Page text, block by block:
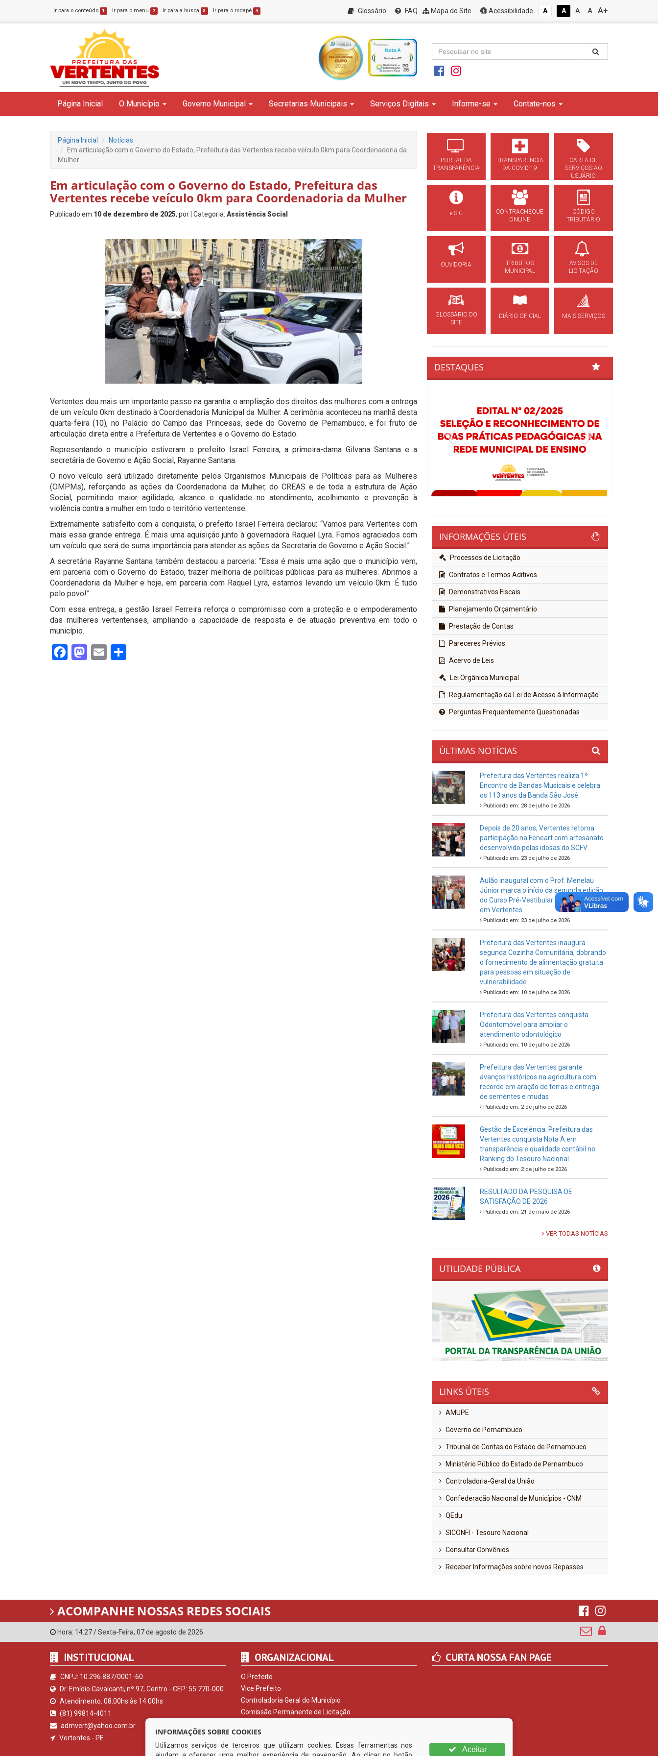
Ir para o conteúdo 1 Ir para o menu 2 Ir para a busca 3 Ir para o rodapé 4 Glossário FAQ Mapa do Site Acessibilidade A A A- A A+
Página Inicial O Município Governo Municipal Secretarias Municipais Serviços Digitais Informe-se Contate-nos
Página Inicial
Notícias
Em articulação com o Governo do Estado, Prefeitura das Vertentes recebe veículo 0km para Coordenadoria da
Mulher
Em articulação com o Governo do Estado, Prefeitura das
Vertentes recebe veículo 0km para Coordenadoria da Mulher
Publicado em 10 de dezembro de 2025, por | Categoria: Assistência Social
Vertentes deu mais um importante passo na garantia e ampliação dos direitos das mulheres com a entrega
de um veículo 0km destinado à Coordenadoria Municipal da Mulher. A cerimônia aconteceu na manhã desta
quarta-feira (10), no Palácio do Campo das Princesas, sede do Governo de Pernambuco, e foi fruto de
articulação direta entre a Prefeitura de Vertentes e o Governo do Estado.
Representando o município estiveram o prefeito Israel Ferreira, a primeira-dama Gilvana Santana e a
secretária de Governo e Ação Social, Rayanne Santana.
O novo veículo será utilizado diretamente pelos Organismos Municipais de Políticas para as Mulheres
(OMPMs), reforçando as ações da Coordenadoria da Mulher, do CREAS e de toda a estrutura de Ação
Social, permitindo maior agilidade, alcance e qualidade no atendimento, acolhimento e prevenção à
violência contra a mulher em todo o território vertentense.
Extremamente satisfeito com a conquista, o prefeito Israel Ferreira declarou: “Vamos para Vertentes com
mais essa grande entrega. É mais uma aquisição junto à governadora Raquel Lyra. Fomos agraciados com
um veículo que será de suma importância para atender as ações da Secretaria de Governo e Ação Social.”
A secretária Rayanne Santana também destacou a parceria: “Essa é mais uma ação que o município vem,
em parceria com o Governo do Estado, trazer melhoria de políticas públicas para as mulheres. Abrimos a
Coordenadoria da Mulher e hoje, em parceria com Raquel Lyra, estamos levando um veículo 0km. É tudo
pelo povo!”
Com essa entrega, a gestão Israel Ferreira reforça o compromisso com a proteção e o empoderamento
das mulheres vertentenses, ampliando a capacidade de resposta e de atuação preventiva em todo o
município.
Facebook
Mastodon
Email
PORTAL DA
TRANSPARÊNCIA
TRANSPARÊNCIA
DA COVID-19
CARTA DE
SERVIÇOS AO
USUÁRIO
e-SIC
CONTRACHEQUE
ONLINE
CÓDIGO
TRIBUTÁRIO
OUVIDORIA
TRIBUTOS
MUNICIPAL
AVISOS DE
LICITAÇÃO
GLOSSÁRIO DO
SITE
DIÁRIO OFICIAL MAIS SERVIÇOS
DESTAQUES
Previous Next
INFORMAÇÕES ÚTEIS
Processos de Licitação
Contratos e Termos Aditivos
Demonstrativos Fiscais
Planejamento Orçamentário
Prestação de Contas
Pareceres Prévios
Acervo de Leis
Lei Orgânica Municipal
Regulamentação da Lei de Acesso à Informação
Perguntas Frequentemente Questionadas
ÚLTIMAS NOTÍCIAS
Prefeitura das Vertentes realiza 1º
Encontro de Bandas Musicais e celebra
os 113 anos da Banda São José
Publicado em: 28 de julho de 2026
Depois de 20 anos, Vertentes retoma
participação na Feneart com artesanato
desenvolvido pelas idosas do SCFV
Publicado em: 23 de julho de 2026
Aulão inaugural com o Prof. Menelau
Júnior marca o início da segunda edição
do Curso Pré-Vestibular Junto do Povo
em Vertentes
Publicado em: 23 de julho de 2026
Prefeitura das Vertentes inaugura
segunda Cozinha Comunitária, dobrando
o fornecimento de alimentação gratuita
para pessoas em situação de
vulnerabilidade
Publicado em: 10 de julho de 2026
Prefeitura das Vertentes conquista
Odontomóvel para ampliar o
atendimento odontológico
Publicado em: 10 de julho de 2026
Prefeitura das Vertentes garante
avanços históricos na agricultura com
recorde em aração de terras e entrega
de sementes e mudas
Publicado em: 2 de julho de 2026
Gestão de Excelência: Prefeitura das
Vertentes conquista Nota A em
transparência e qualidade contábil no
Ranking do Tesouro Nacional
Publicado em: 2 de julho de 2026
RESULTADO DA PESQUISA DE
SATISFAÇÃO DE 2026
Publicado em: 21 de maio de 2026
VER TODAS NOTÍCIAS
UTILIDADE PÚBLICA
Previous Next
LINKS ÚTEIS
AMUPE
Governo de Pernambuco
Tribunal de Contas do Estado de Pernambuco
Ministério Público do Estado de Pernambuco
Controladoria-Geral da União
Confederação Nacional de Municípios - CNM
QEdu
SICONFI - Tesouro Nacional
Consultar Convênios
Receber Informações sobre novos Repasses
ACOMPANHE NOSSAS REDES SOCIAIS
Hora: 14:27/Sexta-Feira, 07 de agosto de 2026
INSTITUCIONAL
CNPJ: 10.296.887/0001-60
Dr. Emídio Cavalcanti, nº 97, Centro - CEP: 55.770-000
Atendimento: 08:00hs às 14:00hs
(81) 99814-4011
admvert@yahoo.com.br
Vertentes - PE
ORGANIZACIONAL
O Prefeito
Vice Prefeito
Controladoria Geral do Município
Comissão Permanente de Licitação
Serviço de Informação ao Cidadão
Ouvidoria Municipal
CURTA NOSSA FAN PAGE
INFORMAÇÕES SOBRE COOKIES
Utilizamos serviços de terceiros que utilizam cookies. Essas ferramentas nos
Aceitar